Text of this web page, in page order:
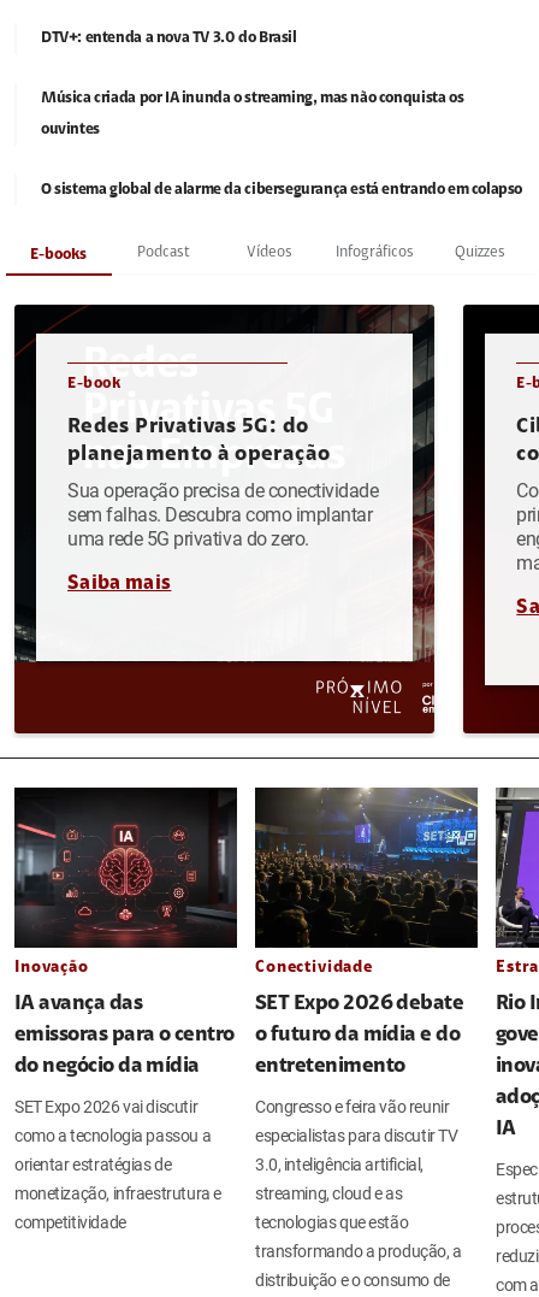
DTV+: entenda a nova TV 3.0 do Brasil
Música criada por IA inunda o streaming, mas não conquista os
ouvintes
O sistema global de alarme da cibersegurança está entrando em colapso
E-books Podcast Vídeos Infográficos Quizzes
E-book
Redes Privativas 5G: do
planejamento à operação
Sua operação precisa de conectividade
sem falhas. Descubra como implantar
uma rede 5G privativa do zero.
Saiba mais
E-
Inovação
IA avança das
emissoras para o centro
do negócio da mídia
SET Expo 2026 vai discutir
como a tecnologia passou a
orientar estratégias de
monetização, infraestrutura e
competitividade
Conectividade
SET Expo 2026 debate
o futuro da mídia e do
entretenimento
Congresso e feira vão reunir
especialistas para discutir TV
3.0, inteligência artificial,
streaming, cloud e as
tecnologias que estão
transformando a produção, a
distribuição e o consumo de
Rio
IA
com